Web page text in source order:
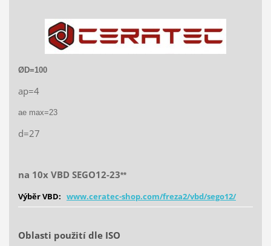
ØD=100
ap=4
ae max=23
d=27
na 10x VBD SEGO12-23**
Výběr VBD: www.ceratec-shop.com/freza2/vbd/sego12/
Oblasti použití dle ISO